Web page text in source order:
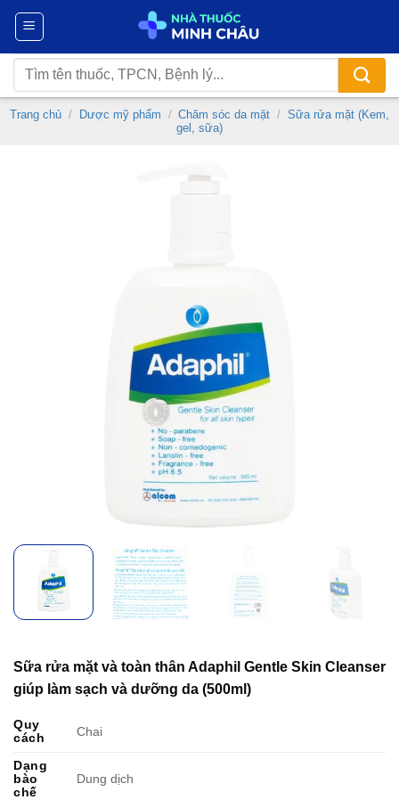
Chuyển
nội
dung
Tìm
kiếm:
Trang chủ / Dược mỹ phẩm / Chăm sóc da mặt / Sữa rửa mặt (Kem,
gel, sữa)
Sữa rửa mặt và toàn thân Adaphil Gentle Skin Cleanser
giúp làm sạch và dưỡng da (500ml)
Quy
cách
Chai
Dạng
bào
chế
Dung dịch